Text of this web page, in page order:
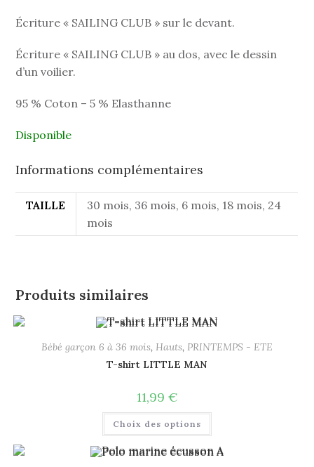
Écriture « SAILING CLUB » sur le devant.
Écriture « SAILING CLUB » au dos, avec le dessin
d’un voilier.
95 % Coton – 5 % Elasthanne
Disponible
Informations complémentaires
TAILLE
30 mois, 36 mois, 6 mois, 18 mois, 24
mois
Produits similaires
Bébé garçon 6 à 36 mois, Hauts, PRINTEMPS - ETE
T-shirt LITTLE MAN
11,99 €
Choix des options